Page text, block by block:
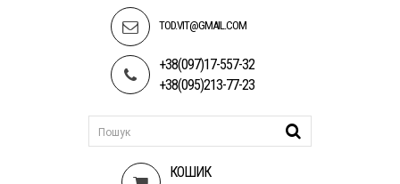
TOD.VIT@GMAIL.COM
+38(097)17-557-32
+38(095)213-77-23
КОШИК